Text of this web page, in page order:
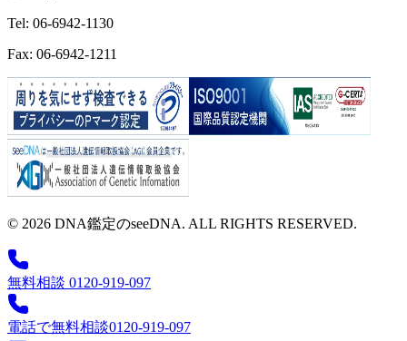
Tel: 06-6942-1130
Fax: 06-6942-1211
© 2026 DNA鑑定のseeDNA. ALL RIGHTS RESERVED.
無料相談 0120-919-097
電話で無料相談0120-919-097